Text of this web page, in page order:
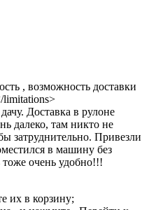
, возможность доставки
limitations>
Доставка в рулоне
далеко, там никто не
затруднительно. Привезли
в машину без
очень удобно!!!
их в корзину;